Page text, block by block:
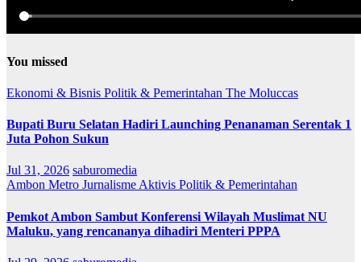
You missed
Ekonomi & Bisnis Politik & Pemerintahan The Moluccas
Bupati Buru Selatan Hadiri Launching Penanaman Serentak 1
Juta Pohon Sukun
Jul 31, 2026 saburomedia
Ambon Metro Jurnalisme Aktivis Politik & Pemerintahan
Pemkot Ambon Sambut Konferensi Wilayah Muslimat NU
Maluku, yang rencananya dihadiri Menteri PPPA